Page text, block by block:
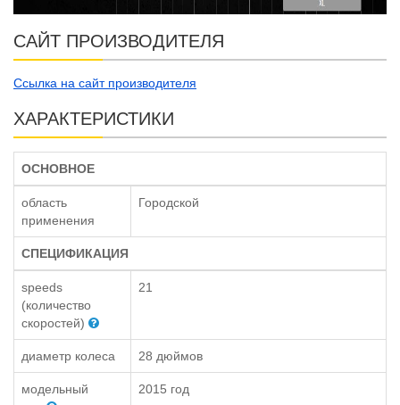
САЙТ ПРОИЗВОДИТЕЛЯ
Ссылка на сайт производителя
ХАРАКТЕРИСТИКИ
ОСНОВНОЕ
область
применения
Городской
СПЕЦИФИКАЦИЯ
speeds
(количество
скоростей)
21
диаметр колеса 28 дюймов
модельный
2015 год